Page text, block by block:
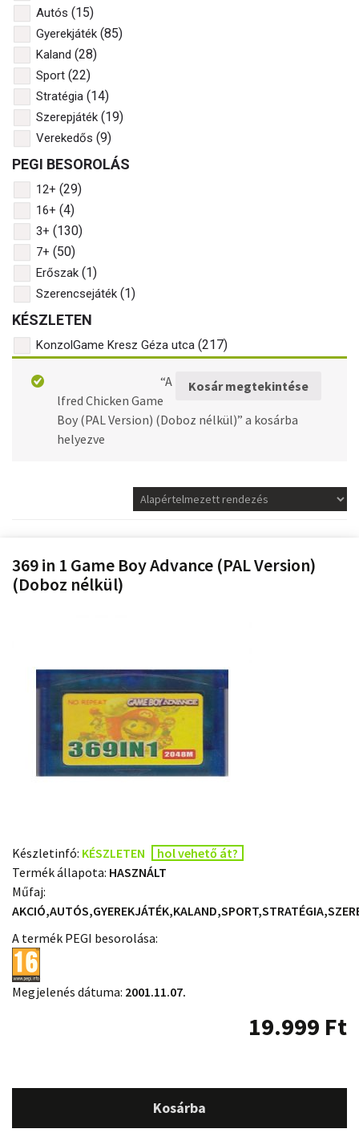
Autós (15)
Gyerekjáték (85)
Kaland (28)
Sport (22)
Stratégia (14)
Szerepjáték (19)
Verekedős (9)
PEGI BESOROLÁS
12+ (29)
16+ (4)
3+ (130)
7+ (50)
Erőszak (1)
Szerencsejáték (1)
KÉSZLETEN
KonzolGame Kresz Géza utca (217)
Kosár megtekintése
“A
lfred Chicken Game
Boy (PAL Version) (Doboz nélkül)” a kosárba
helyezve
369 in 1 Game Boy Advance (PAL Version)
(Doboz nélkül)
Készletinfó: KÉSZLETEN
hol vehető át?
Termék állapota: HASZNÁLT
Műfaj:
A termék PEGI besorolása:
Megjelenés dátuma: 2001.11.07.
19.999 Ft
Kosárba